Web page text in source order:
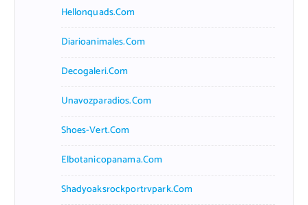
Hellonquads.com
Diarioanimales.com
Decogaleri.com
Unavozparadios.com
Shoes-Vert.com
Elbotanicopanama.com
Shadyoaksrockportrvpark.com